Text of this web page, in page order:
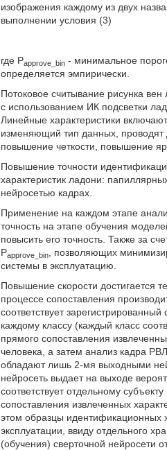
изображения каждому из двух
выполнении условия (3)
где Papprove_bin - минимальное
определяется эмпирически.
Потоковое считывание рисунка
с использованием ИК подсветки
Линейные характеристики
изменяющий тип данных, проводят
повышение четкости, повышение
Повышение точности
характеристик ладони:
нейросетью кадрах.
Применение на каждом этапе
точность на этапе обучения
повысить его точность. Также за
Papprove_bin
, позволяющих
системы в эксплуатацию.
Повышение скорости достигается
процессе сопоставления
соответствует
каждому классу (каждый класс
прямого сопоставления
человека, а затем анализ кадра
обладают лишь 2-мя выходными
нейросеть выдает на выходе
соответствует отдельному
сопоставления извлеченных
этом образцы идентификационных
эксплуатации, ввиду отдельного
(обучения) сверточной нейросети